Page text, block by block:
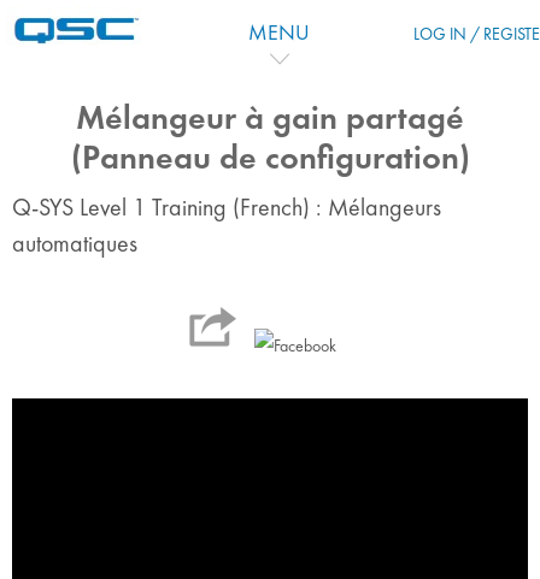
MENU LOG IN /
Mélangeur à gain partagé
(Panneau de configuration)
Q-SYS Level 1 Training (French) : Mélangeurs
automatiques